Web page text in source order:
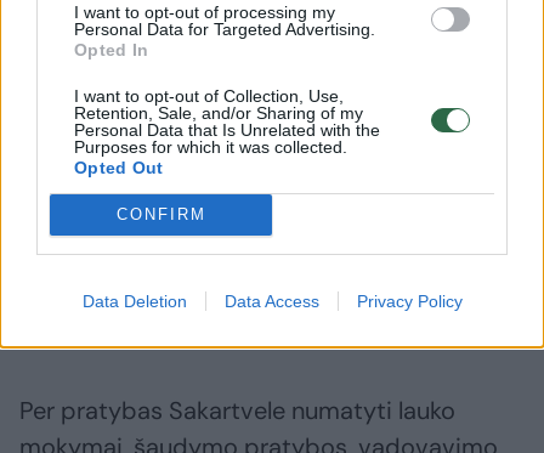
I want to opt-out of processing my
Personal Data for Targeted Advertising.
Opted In
I want to opt-out of Collection, Use,
Retention, Sale, and/or Sharing of my
Personal Data that Is Unrelated with the
Purposes for which it was collected.
Opted Out
CONFIRM
Data Deletion Data Access Privacy Policy
desantininkai treniravosi kartu su Turkijos
kariais, pranešė JAV armijos Europos ir
Afrikos vadovybė.
Pranešime sakoma, kad pratybos „pabrėžia
JAV įsipareigojimą užtikrinti saugumą ir
stabilumą Juodosios jūros regione ir stiprių
aljansų bei partnerysčių svarbą sprendžiant
Per pratybas Sakartvele numatyti lauko